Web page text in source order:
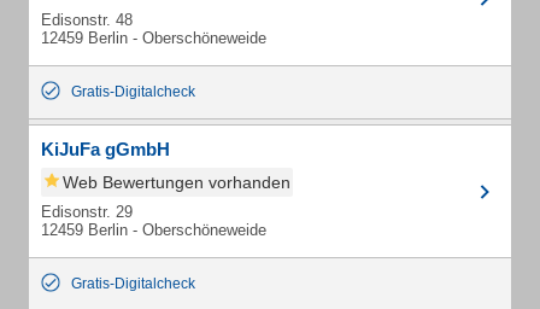
Edisonstr. 48
12459 Berlin - Oberschöneweide
Gratis-Digitalcheck
KiJuFa gGmbH
Web Bewertungen vorhanden
Edisonstr. 29
12459 Berlin - Oberschöneweide
Gratis-Digitalcheck